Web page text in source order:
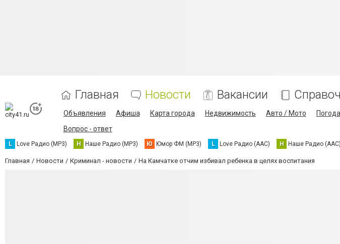
Главная Новости Вакансии
Объявления Афиша Карта города Недвижимость Авто / Мото Погода
Вопрос - ответ
L Love Радио (MP3) Н Наше Радио (MP3) Ю Юмор ФМ (MP3) L Love Радио (AAC) Н Наше Радио (AAC)
Главная Новости Криминал - новости На Камчатке отчим избивал ребенка в целях воспитания